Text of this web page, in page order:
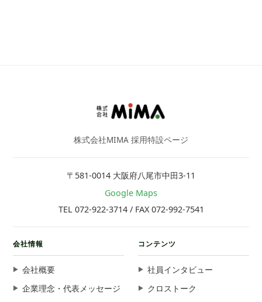
株式会社MIMA 採用特設ページ
〒581-0014 大阪府八尾市中田3-11
Google Maps
TEL 072-922-3714 / FAX 072-992-7541
会社情報
会社概要
企業理念・代表メッセージ
コンテンツ
社員インタビュー
クロストーク